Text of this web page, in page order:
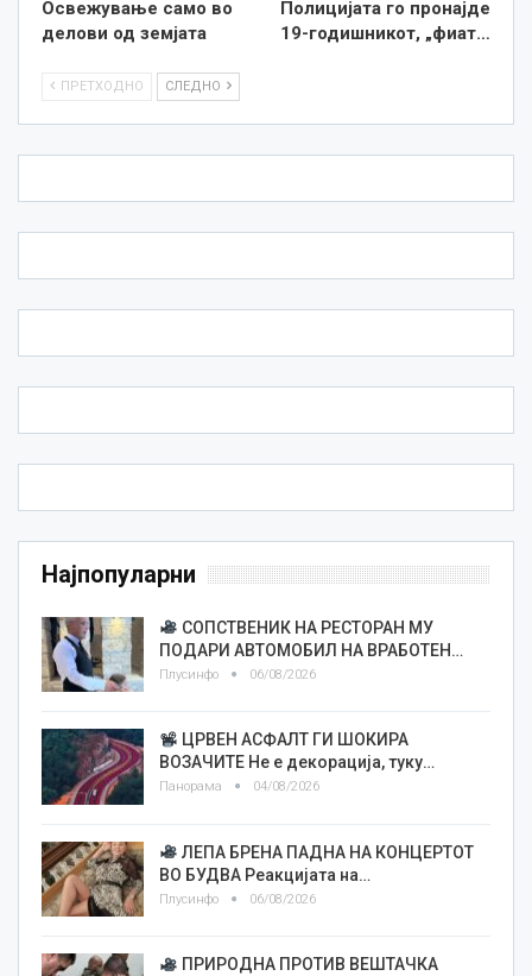
Освежување само во
делови од земјата
Полицијата го пронајде
19-годишникот, „фиат…
ПРЕТХОДНО СЛЕДНО
Најпопуларни
СОПСТВЕНИК НА РЕСТОРАН МУ
ПОДАРИ АВТОМОБИЛ НА ВРАБОТЕН…
Плусинфо 06/08/2026
ЦРВЕН АСФАЛТ ГИ ШОКИРА
ВОЗАЧИТЕ Не е декорација, туку…
Панорама 04/08/2026
ЛЕПА БРЕНА ПАДНА НА КОНЦЕРТОТ
ВО БУДВА Реакцијата на…
Плусинфо 06/08/2026
ПРИРОДНА ПРОТИВ ВЕШТАЧКА